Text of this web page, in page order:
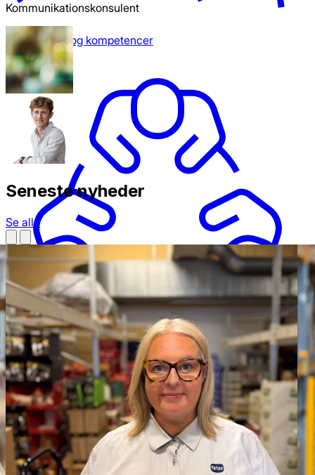
Arbejdskraft og kompetencer
Netværk
Kommunikationskonsulent
Seneste nyheder
Se alle